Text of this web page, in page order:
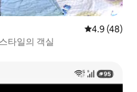
평점 4.9점(5
4.9 (48)
타일의 객실